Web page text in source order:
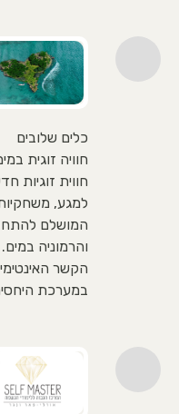
כלים שלובים
חוויה זוגית
חווית זוגיות
למגע,
המושלם
והרמוניה
הקשר
במערכת